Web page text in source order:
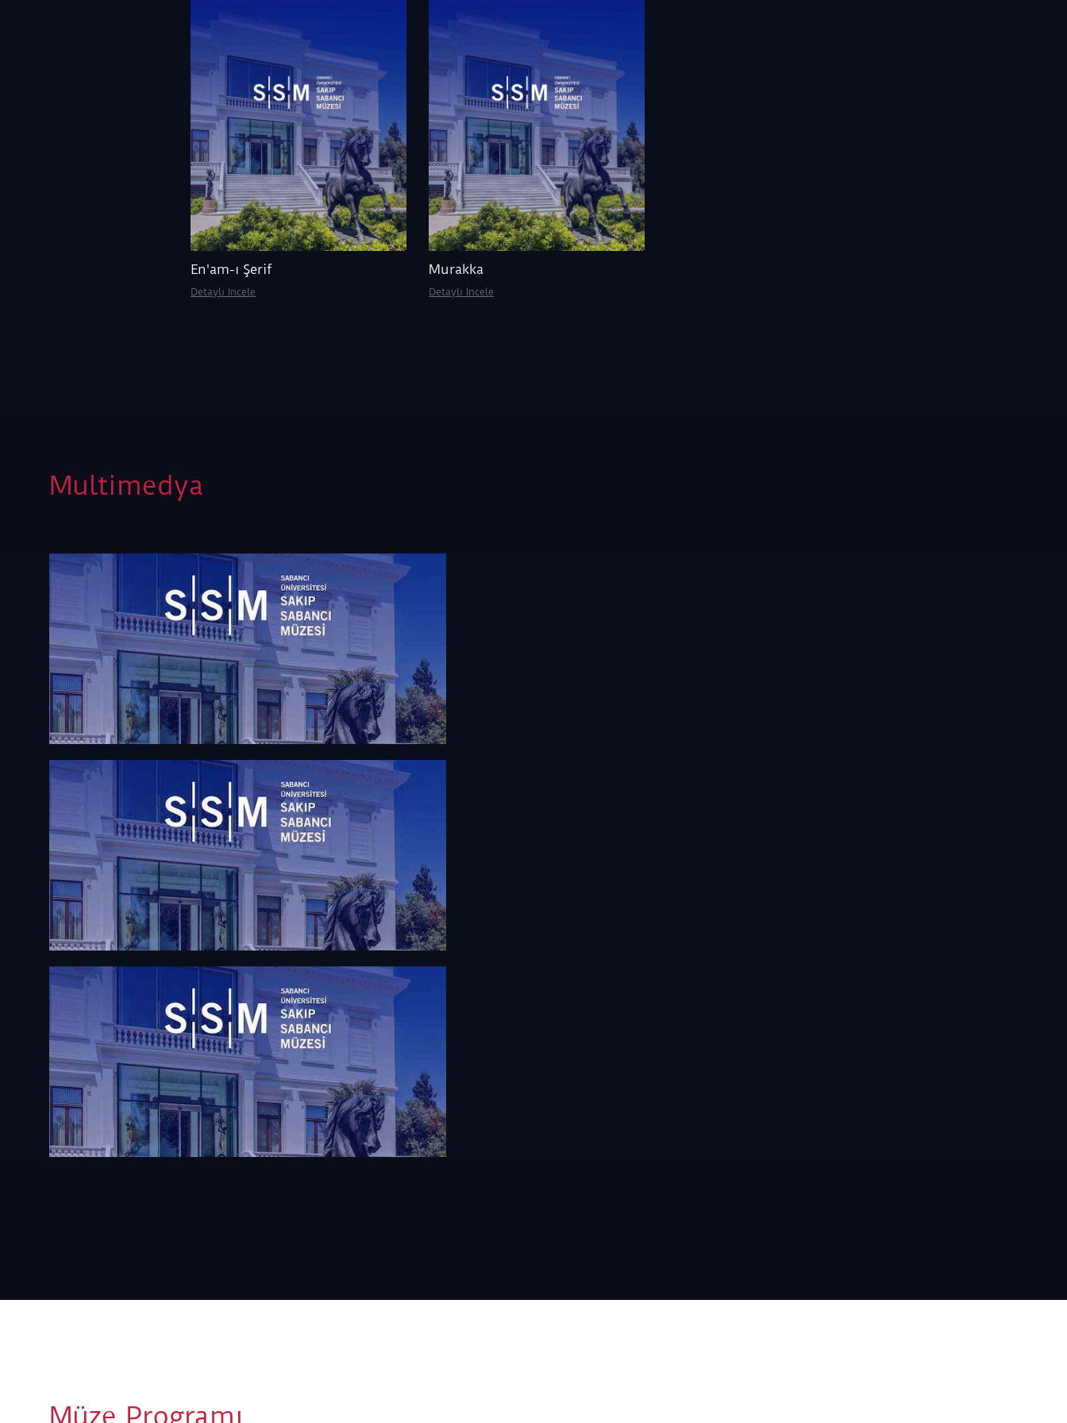
yazılmıştır.
SSM Kitap Sanatları ve Hat Koleksiyonu’nda, Şeyh Hamdullah ve
çağdaşlarının, Şeyh yolundan giden hattatların ve 16. yüzyılın usta
müzehhiplerinin elinden çıkmış, nadir eserler korunmaktadır. SSM’nin,
hattatın ölümünün 500. yılı nedeniyle, İstanbul Türk ve İslam Eserleri
Müzesi’nden, Sadberk Hanım Müzesi’nden ve Kubbealtı Akademisi Kültür ve
Sanat Vakfı, Ekrem Hakkı Ayverdi Koleksiyonu’ndan seçme eserlerle
hazırladığı sergide, 15. yüzyılın ikinci yarısı ve 16. yüzyılın ilk yarısında
üretilmiş nadir elyazması kitaplar, Kuran-ı Kerim nüshaları, kıtalar ve
albümler sergilenmektedir. Milli Saraylar İdaresi Başkanlığı’na bağlı Topkapı
Sarayı Müzesi, Türkiye Yazma Eserler Kurumu Başkanlığı’na bağlı
Süleymaniye Kütüphanesi, İstanbul Üniversitesi Nadir Eserler
Kütüphanesi’nden, Dallas Museum of Art ve Hannover Kestner Museum’dan,
pandemi şartlarında ödünç alınamayan eserler ise, dijital bir yerleştirme ile
En'am-ı Şerif
Detaylı İncele
Murakka
Detaylı İncele
Multimedya
Müze Programı